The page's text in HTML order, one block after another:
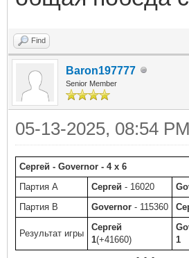
Find
Baron197777
Senior Member
05-13-2025, 08:54 PM
Сергей - Governor - 4 x 6
Партия A
Сергей - 16020
Партия B
Governor - 115360
Результат игры
Сергей
1(+41660)
1